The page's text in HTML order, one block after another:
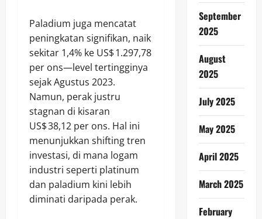
Paladium juga mencatat
peningkatan signifikan, naik
sekitar 1,4% ke US$ 1.297,78
per ons—level tertingginya
sejak Agustus 2023.
Namun, perak justru
stagnan di kisaran
US$ 38,12 per ons. Hal ini
menunjukkan shifting tren
investasi, di mana logam
industri seperti platinum
dan paladium kini lebih
diminati daripada perak.
September
2025
August
2025
July 2025
May 2025
April 2025
March 2025
February